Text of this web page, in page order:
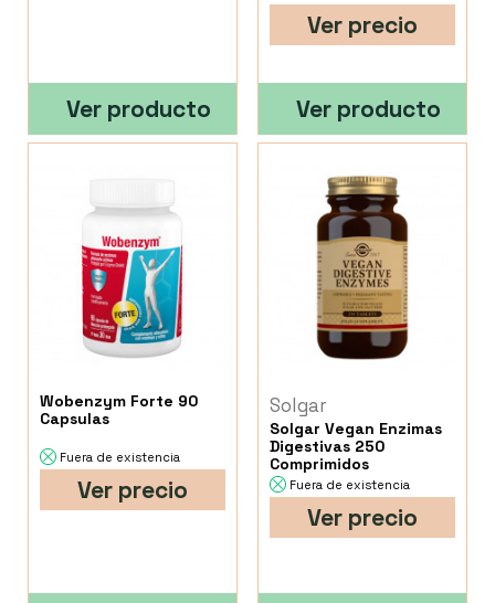
Ver producto
Ver precio
Ver producto
Wobenzym Forte 90
Capsulas
Fuera de existencia
Ver precio
Solgar
Solgar Vegan Enzimas
Digestivas 250
Comprimidos
Fuera de existencia
Ver precio